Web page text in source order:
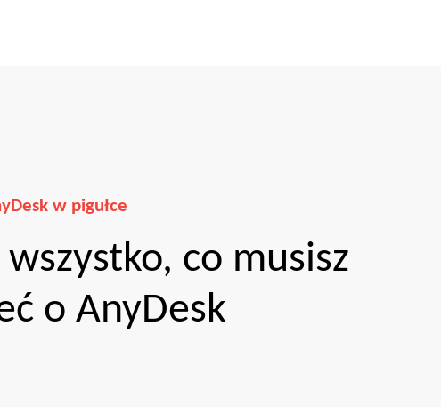
w pigułce
co musisz
o AnyDesk